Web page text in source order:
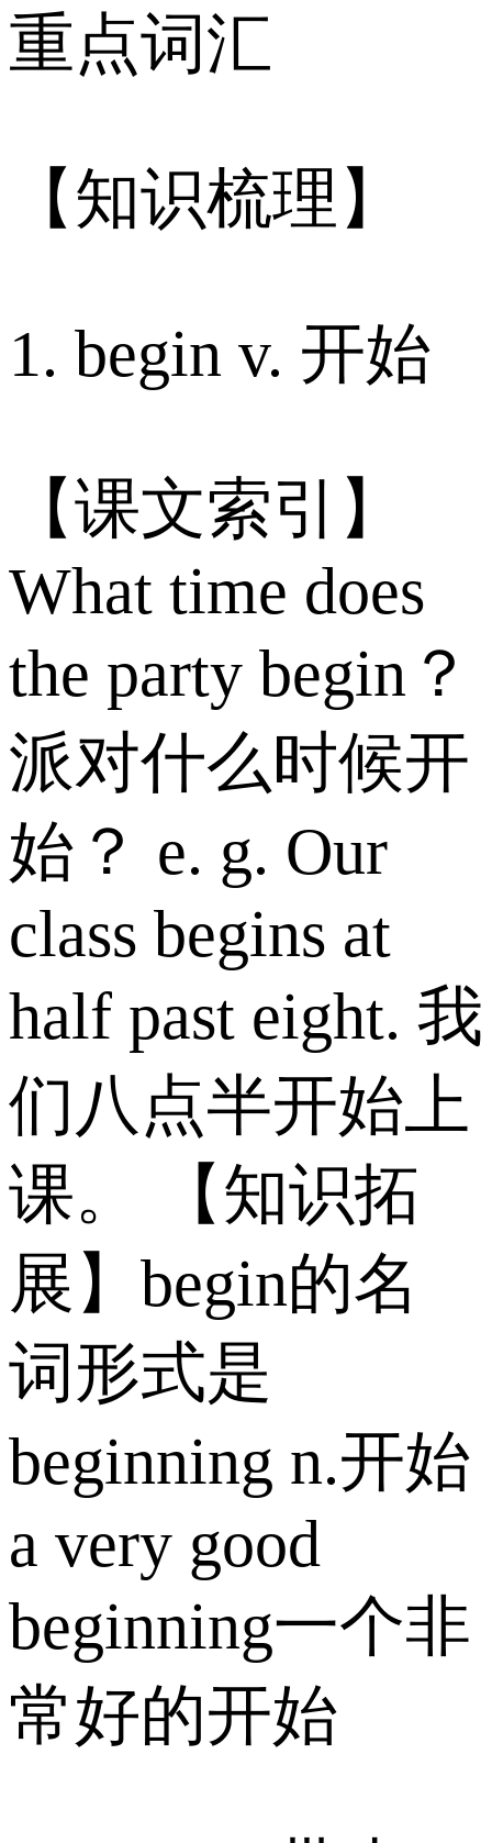
重点词汇
【知识梳理】
1. begin v. 开始
【课文索引】
What time does
the party begin？
派对什么时候开
始？ e. g. Our
class begins at
half past eight. 我
们八点半开始上
课。 【知识拓
展】begin的名
词形式是
beginning n.开始
a very good
beginning一个非
常好的开始